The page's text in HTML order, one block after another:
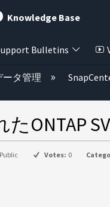
Knowledge Base
Bulletins
層を展開/折
ータ管理
たONTAP
Public Votes: 0